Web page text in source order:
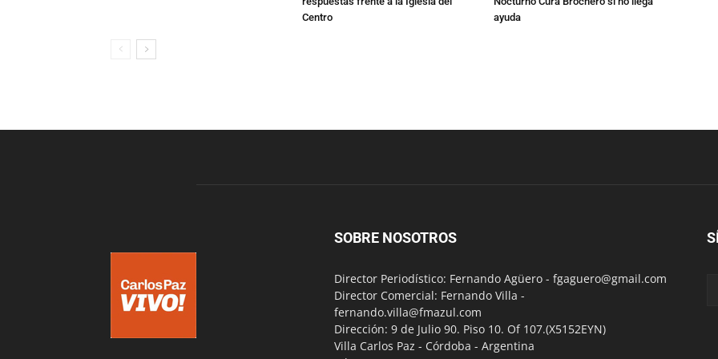
Centro
ayuda
SOBRE NOSOTROS
Director Periodístico: Fernando Agüero - fgaguero@gmail.com
Director Comercial: Fernando Villa -
fernando.villa@fmazul.com
Dirección: 9 de Julio 90. Piso 10. Of 107.(X5152EYN)
Villa Carlos Paz - Córdoba - Argentina